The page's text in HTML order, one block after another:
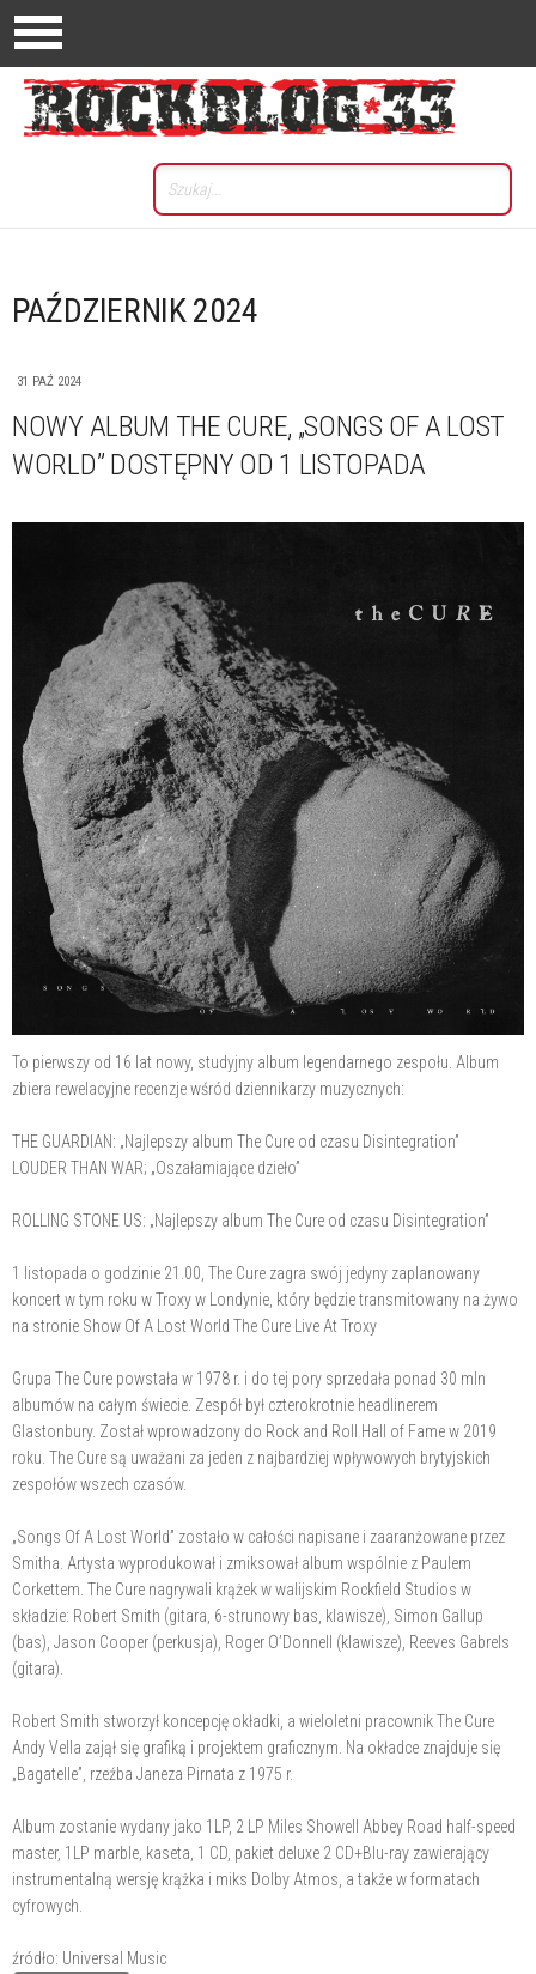
PAŹDZIERNIK 2024
31 PAŹ 2024
NOWY ALBUM THE CURE, „SONGS OF A LOST
WORLD” DOSTĘPNY OD 1 LISTOPADA
To pierwszy od 16 lat nowy, studyjny album legendarnego zespołu. ​Album
zbiera rewelacyjne recenzje wśród dziennikarzy muzycznych:
THE GUARDIAN: „Najlepszy album The Cure od czasu Disintegration”
LOUDER THAN WAR; „Oszałamiające dzieło”
ROLLING STONE US: „Najlepszy album The Cure od czasu Disintegration”
1 listopada o godzinie 21.00, The Cure zagra swój jedyny zaplanowany
koncert w tym roku w Troxy w Londynie, który będzie transmitowany na żywo
na stronie Show Of A Lost World The Cure Live At Troxy
Grupa The Cure powstała w 1978 r. i do tej pory sprzedała ponad 30 mln
albumów na całym świecie. Zespół był czterokrotnie headlinerem
Glastonbury. Został wprowadzony do Rock and Roll Hall of Fame w 2019
roku. The Cure są uważani za jeden z najbardziej wpływowych brytyjskich
zespołów wszech czasów.
„Songs Of A Lost World” zostało w całości napisane i zaaranżowane przez
Smitha. Artysta wyprodukował i zmiksował album wspólnie z Paulem
Corkettem. The Cure nagrywali krążek w walijskim Rockfield Studios w
składzie: Robert Smith (gitara, 6-strunowy bas, klawisze), Simon Gallup
(bas), Jason Cooper (perkusja), Roger O’Donnell (klawisze), Reeves Gabrels
(gitara).
Robert Smith stworzył koncepcję okładki, a wieloletni pracownik The Cure
Andy Vella zajął się grafiką i projektem graficznym. Na okładce znajduje się
„Bagatelle”, rzeźba Janeza Pirnata z 1975 r.
Album zostanie wydany jako 1LP, 2 LP Miles Showell Abbey Road half-speed
master, 1LP marble, kaseta, 1 CD, pakiet deluxe 2 CD+Blu-ray zawierający
instrumentalną wersję krążka i miks Dolby Atmos, a także w formatach
cyfrowych.
źródło: Universal Music